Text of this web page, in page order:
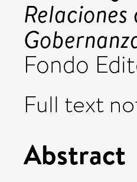
Fondo
Full text
Abstract